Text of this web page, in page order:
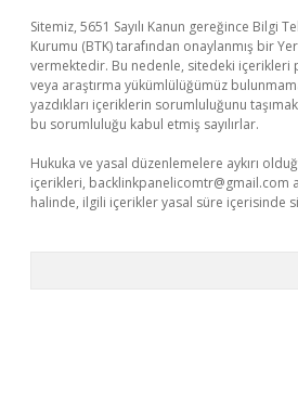
Sitemiz, 5651 Sayılı Kanun gereğince Bilgi
Kurumu (BTK) tarafından onaylanmış bir
vermektedir. Bu nedenle, sitedeki
veya araştırma yükümlülüğümüz
yazdıkları içeriklerin sorumluluğunu
bu sorumluluğu kabul etmiş sayılırlar.
Hukuka ve yasal düzenlemelere aykırı
içerikleri, backlinkpanelicomtr@gmail.com
halinde, ilgili içerikler yasal süre içerisinde